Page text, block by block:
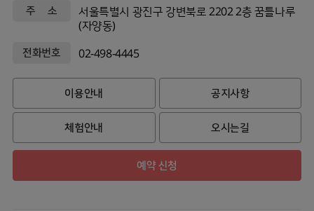
주 소
서울특별시 광진구 강변북로 2202 2층 꿈틀나루
(자양동)
전화번호 02-498-4445
이용안내 공지사항
체험안내 오시는길
예약 신청